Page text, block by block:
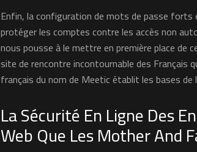
Enfin, la configuration de mots de passe
protéger les comptes contre les accès non
nous pousse à le mettre en première place de
site de rencontre incontournable des Français
français du nom de Meetic établit les bases de
La Sécurité En Ligne Des
Web Que Les Mother And